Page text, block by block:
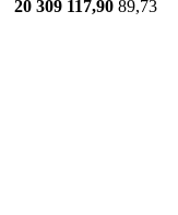
20 309 117,90 89,73